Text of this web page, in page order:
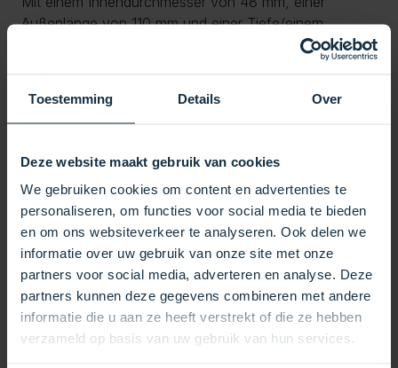
Toestemming Details Over
Deze website maakt gebruik van cookies
We gebruiken cookies om content en advertenties te
personaliseren, om functies voor social media te bieden
en om ons websiteverkeer te analyseren. Ook delen we
informatie over uw gebruik van onze site met onze
partners voor social media, adverteren en analyse. Deze
partners kunnen deze gegevens combineren met andere
informatie die u aan ze heeft verstrekt of die ze hebben
verzameld op basis van uw gebruik van hun services.
Außenlänge von 110 mm und einer Tiefe/einem
Durchmesser von 58 mm bietet dieser Winkel eine
solide und langlebige Verbindung. Das weiße PVC
passt daher gut zu den meisten Rohrleitungssystemen,
von Sanitärarmaturen bis hin zu Schwimmbädern und
Spezifikationen:
Abmessungen:
Innendurchmesser: 48 mm
Gesamtlänge: 110 mm
Tiefe/Durchmesser: 58 mm
Farbe/Finish: Weißes PVC mit sauberem, langlebigem
Finish
Kompatibilität: Geeignet für 1,5 Zoll starre PVC-Rohre